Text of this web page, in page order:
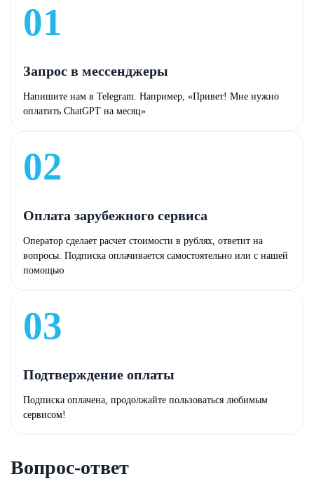
01
Запрос в мессенджеры
Напишите нам в Telegram. Например, «Привет! Мне нужно
оплатить ChatGPT на месяц»
02
Оплата зарубежного сервиса
Оператор сделает расчет стоимости в рублях, ответит на
вопросы. Подписка оплачивается самостоятельно или с нашей
помощью
03
Подтверждение оплаты
Подписка оплачена, продолжайте пользоваться любимым
сервисом!
Вопрос-ответ